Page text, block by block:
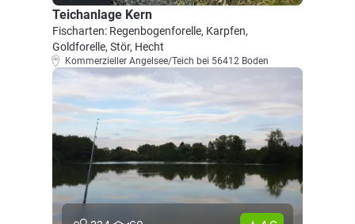
Teichanlage Kern
Fischarten: Regenbogenforelle, Karpfen,
Goldforelle, Stör, Hecht
Kommerzieller Angelsee/Teich bei 56412 Boden